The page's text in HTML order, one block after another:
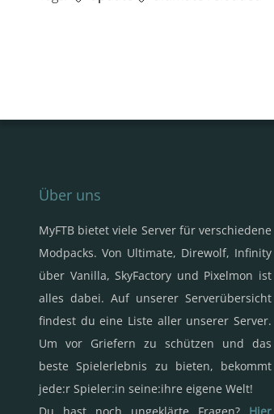
Über uns
MyFTB bietet viele Server für verschiedene
Modpacks. Von Ultimate, Direwolf, Infinity
über Vanilla, SkyFactory und Pixelmon ist
alles dabei. Auf unserer Serverübersicht
findest du eine Liste aller unserer Server.
Um vor Griefern zu schützen und das
beste Spielerlebnis zu bieten, bekommt
jede:r Spieler:in seine:ihre eigene Welt!